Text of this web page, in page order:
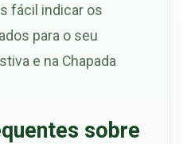
fácil indicar os
para o seu
e na Chapada
sobre